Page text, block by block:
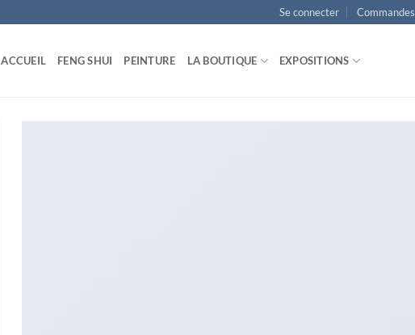
Se connecter Commandes
ACCUEIL FENG SHUI PEINTURE LA BOUTIQUE EXPOSITIONS